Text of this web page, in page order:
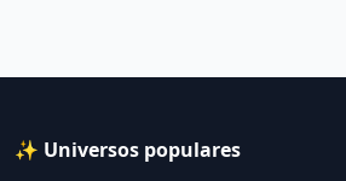
✨ Universos populares